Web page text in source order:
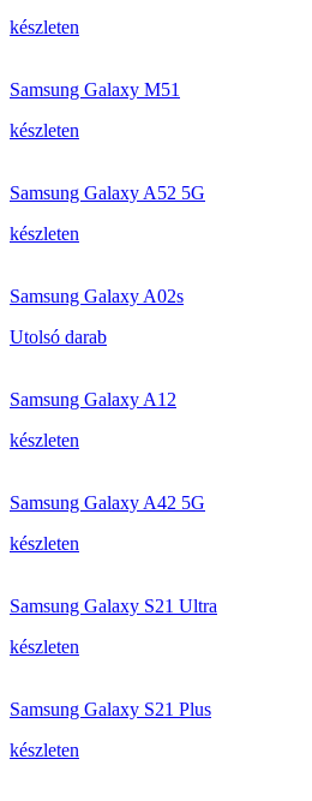
készleten
Samsung Galaxy M51
készleten
Samsung Galaxy A52 5G
készleten
Samsung Galaxy A02s
Utolsó darab
Samsung Galaxy A12
készleten
Samsung Galaxy A42 5G
készleten
Samsung Galaxy S21 Ultra
készleten
Samsung Galaxy S21 Plus
készleten